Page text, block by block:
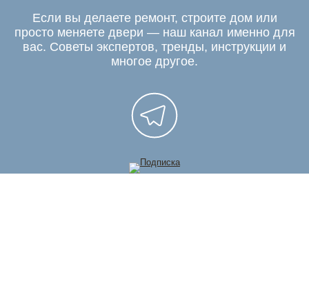
Если вы делаете ремонт, строите дом или
просто меняете двери — наш канал именно для
вас. Советы экспертов, тренды, инструкции и
многое другое.